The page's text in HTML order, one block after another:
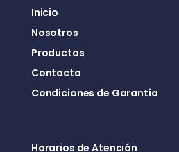
Inicio
Nosotros
Productos
Contacto
Condiciones de Garantia
Horarios de Atención